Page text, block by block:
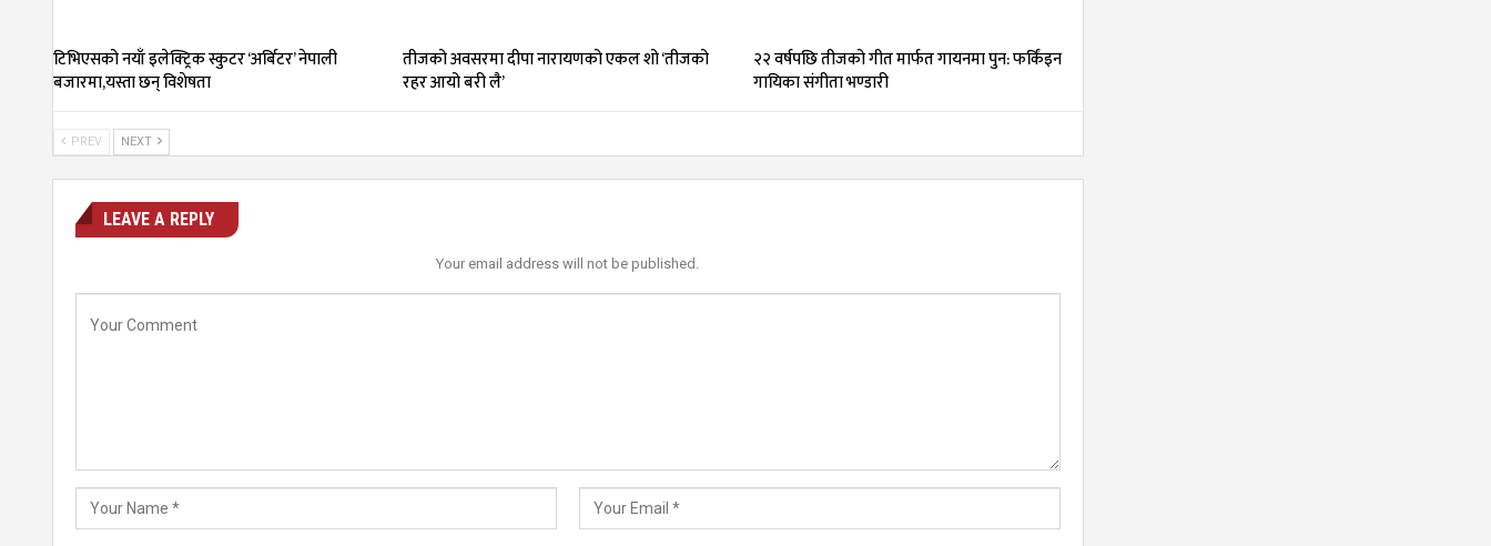
टिभिएसको नयाँ इलेक्ट्रिक स्कुटर ‘अर्बिटर’ नेपाली
बजारमा,यस्ता छन् विशेषता
तीजको अवसरमा दीपा नारायणको एकल शो ‘तीजको
रहर आयो बरी लै’
२२ वर्षपछि तीजको गीत मार्फत गायनमा पुन: फर्किंइन
गायिका संगीता भण्डारी
PREV NEXT
LEAVE A REPLY
Your email address will not be published.